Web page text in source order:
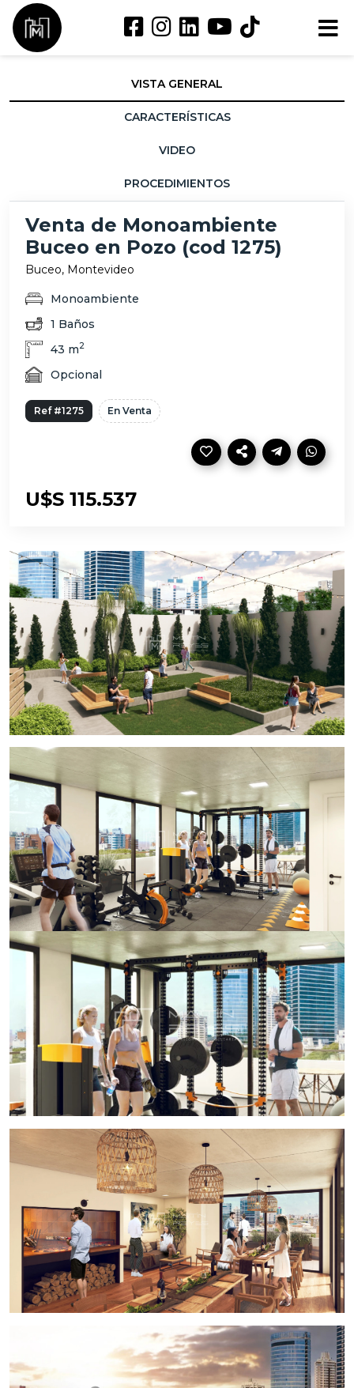
VISTA GENERAL
CARACTERÍSTICAS
VIDEO
PROCEDIMIENTOS
Venta de Monoambiente
Buceo en Pozo (cod 1275)
Buceo, Montevideo
Monoambiente
1 Baños
43 m2
Opcional
Ref #1275 En Venta
U$S 115.537